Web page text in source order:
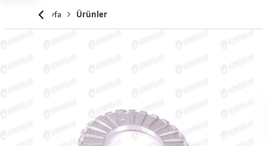
Anasayfa Ürünler